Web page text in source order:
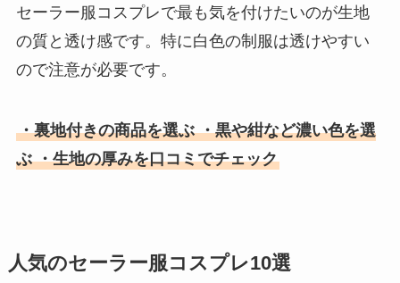
セーラー服コスプレで最も気を付けたいのが生地
の質と透け感です。特に白色の制服は透けやすい
ので注意が必要です。
・裏地付きの商品を選ぶ ・黒や紺など濃い色を選
ぶ ・生地の厚みを口コミでチェック
人気のセーラー服コスプレ10選